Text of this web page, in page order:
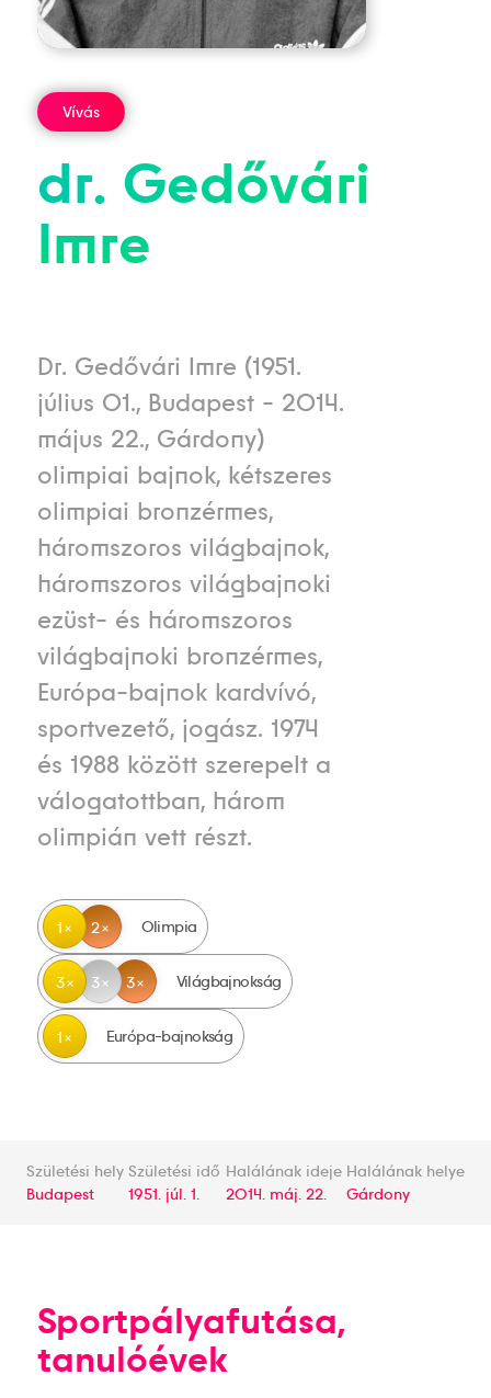
Vívás
dr. Gedővári
Imre
Dr. Gedővári Imre (1951.
július 01., Budapest - 2014.
május 22., Gárdony)
olimpiai bajnok, kétszeres
olimpiai bronzérmes,
háromszoros világbajnok,
háromszoros világbajnoki
ezüst- és háromszoros
világbajnoki bronzérmes,
Európa-bajnok kardvívó,
sportvezető, jogász. 1974
és 1988 között szerepelt a
válogatottban, három
olimpián vett részt.
1 2 Olimpia
3 3 3 Világbajnokság
1 Európa-bajnokság
Születési hely
Budapest
Születési idő
1951. júl. 1.
Halálának ideje
2014. máj. 22.
Halálának helye
Gárdony
Sportpályafutása,
tanulóévek